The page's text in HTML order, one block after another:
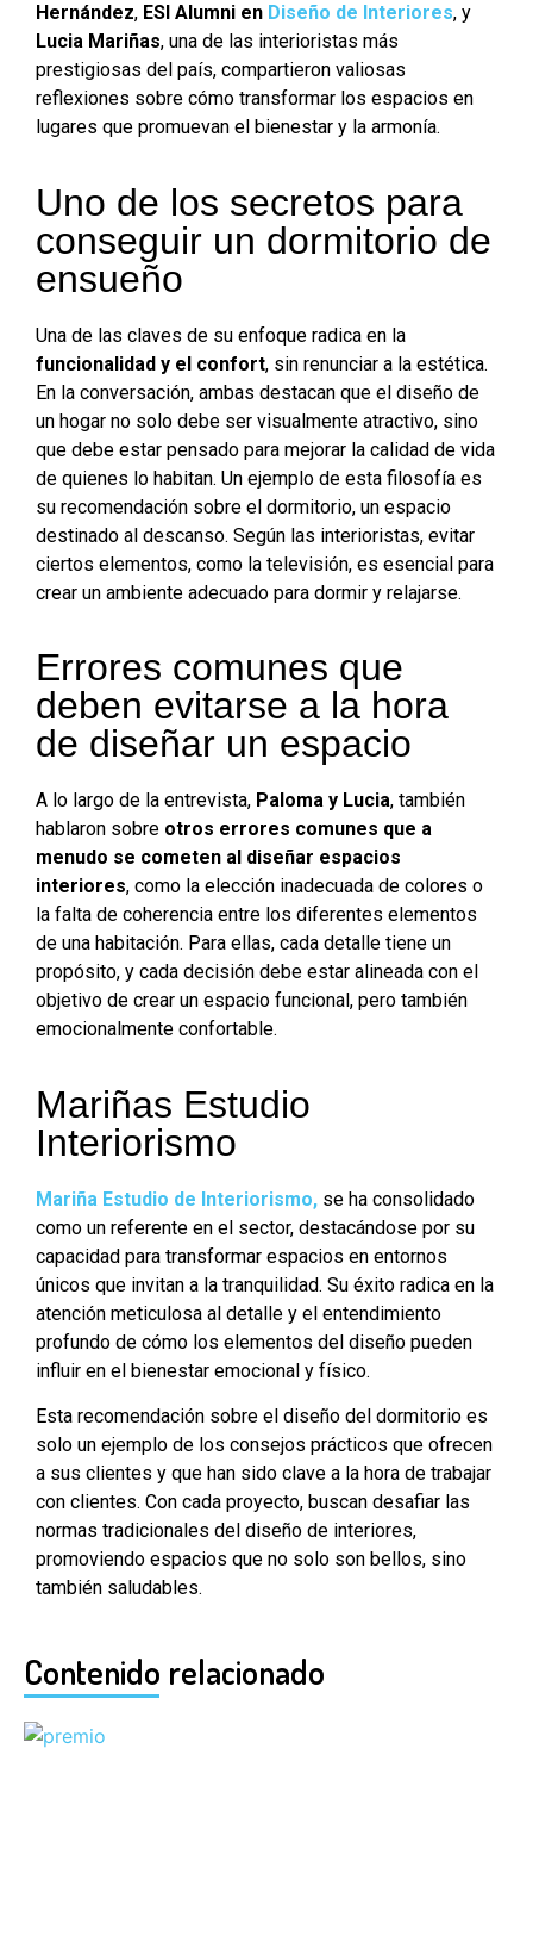
Hernández, ESI Alumni en Diseño de Interiores, y
Lucia Mariñas, una de las interioristas más
prestigiosas del país, compartieron valiosas
reflexiones sobre cómo transformar los espacios en
lugares que promuevan el bienestar y la armonía.
Uno de los secretos para
conseguir un dormitorio de
ensueño
Una de las claves de su enfoque radica en la
funcionalidad y el confort, sin renunciar a la estética.
En la conversación, ambas destacan que el diseño de
un hogar no solo debe ser visualmente atractivo, sino
que debe estar pensado para mejorar la calidad de vida
de quienes lo habitan. Un ejemplo de esta filosofía es
su recomendación sobre el dormitorio, un espacio
destinado al descanso. Según las interioristas, evitar
ciertos elementos, como la televisión, es esencial para
crear un ambiente adecuado para dormir y relajarse.
Errores comunes que
deben evitarse a la hora
de diseñar un espacio
A lo largo de la entrevista, Paloma y Lucia, también
hablaron sobre otros errores comunes que a
menudo se cometen al diseñar espacios
interiores, como la elección inadecuada de colores o
la falta de coherencia entre los diferentes elementos
de una habitación. Para ellas, cada detalle tiene un
propósito, y cada decisión debe estar alineada con el
objetivo de crear un espacio funcional, pero también
emocionalmente confortable.
Mariñas Estudio
Interiorismo
Mariña Estudio de Interiorismo, se ha consolidado
como un referente en el sector, destacándose por su
capacidad para transformar espacios en entornos
únicos que invitan a la tranquilidad. Su éxito radica en la
atención meticulosa al detalle y el entendimiento
profundo de cómo los elementos del diseño pueden
influir en el bienestar emocional y físico.
Esta recomendación sobre el diseño del dormitorio es
solo un ejemplo de los consejos prácticos que ofrecen
a sus clientes y que han sido clave a la hora de trabajar
con clientes. Con cada proyecto, buscan desafiar las
normas tradicionales del diseño de interiores,
promoviendo espacios que no solo son bellos, sino
también saludables.
Contenido relacionado